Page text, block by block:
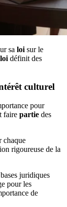
sa loi sur le
loi définit des
culturel
pour
faire partie des
chaque
rigoureuse de la
juridiques
pour les
de